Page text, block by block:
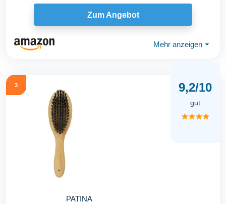
zur sanften...
Zum Angebot
Mehr anzeigen ⏷
3
PATINA
9,2/10
gut
★★★★